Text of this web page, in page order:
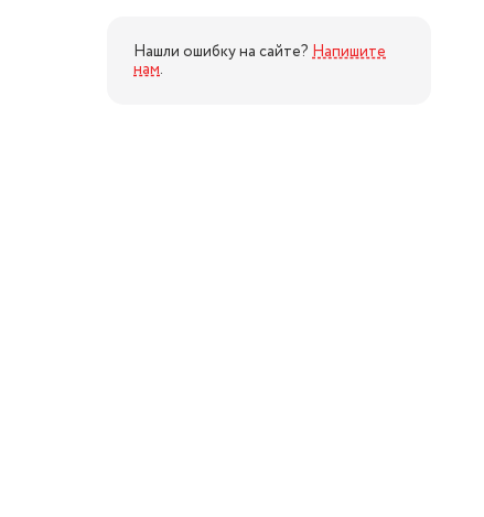
Нашли ошибку на сайте? Напишите
нам.